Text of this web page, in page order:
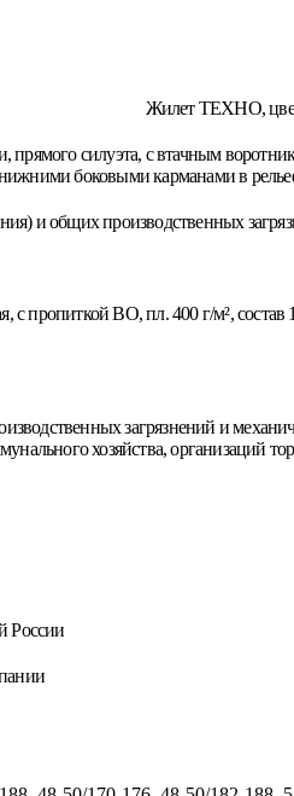
Жилет ТЕХНО,
прямого силуэта, с втачным
боковыми карманами в
и общих производственных
с пропиткой ВО, пл. 400 г/м²,
загрязнений и
хозяйства, организаций
России